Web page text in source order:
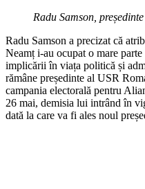
Radu Samson,
Radu Samson a precizat că
Neamț i-au ocupat o mare
implicării în viața politică și
rămâne președinte al USR
campania electorală pentru
26 mai, demisia lui intrând în
dată la care va fi ales noul